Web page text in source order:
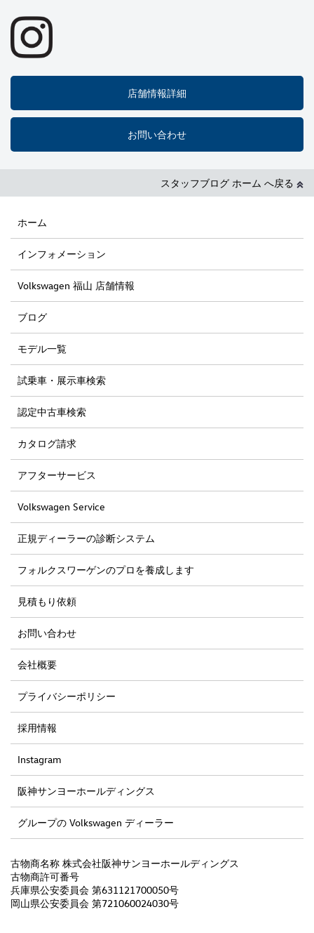
店舗情報詳細
お問い合わせ
スタッフブログ ホーム へ戻る
ホーム
インフォメーション
Volkswagen 福山 店舗情報
ブログ
モデル一覧
試乗車・展示車検索
認定中古車検索
カタログ請求
アフターサービス
Volkswagen Service
正規ディーラーの診断システム
フォルクスワーゲンのプロを養成します
見積もり依頼
お問い合わせ
会社概要
プライバシーポリシー
採用情報
Instagram
阪神サンヨーホールディングス
グループの Volkswagen ディーラー
古物商名称 株式会社阪神サンヨーホールディングス
古物商許可番号
兵庫県公安委員会 第631121700050号
岡山県公安委員会 第721060024030号